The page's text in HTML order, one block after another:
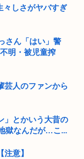
々しさがヤバすぎ
さん「はい」警
明・被児童搾
芸人のファンから
」とかいう大昔の
獄なんだが…こ...
意】